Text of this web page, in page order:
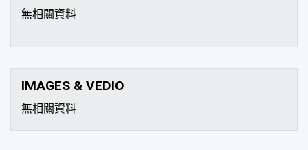
無相關資料
IMAGES & VEDIO
無相關資料